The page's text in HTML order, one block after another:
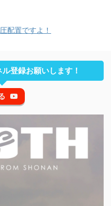
配置ですよ！
登録お願いします！